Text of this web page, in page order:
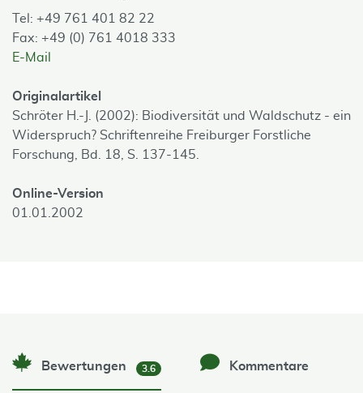
Tel: +49 761 401 82 22
Fax: +49 (0) 761 4018 333
E-Mail
Originalartikel
Schröter H.-J. (2002): Biodiversität und Waldschutz - ein
Widerspruch? Schriftenreihe Freiburger Forstliche
Forschung, Bd. 18, S. 137-145.
Online-Version
01.01.2002
Bewertungen 3.6 Kommentare